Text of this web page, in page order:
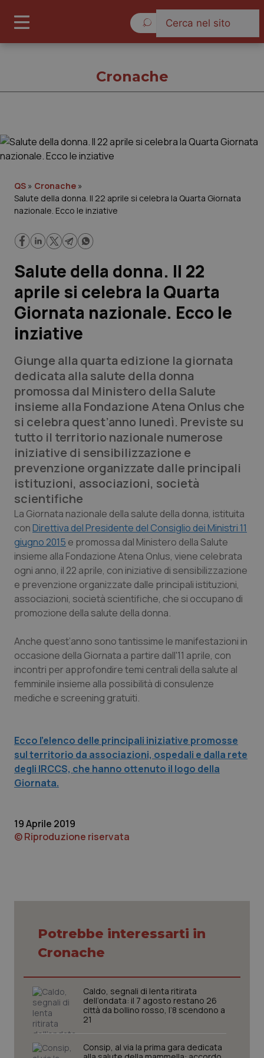
Governo e Parlamento
Regioni e Asl
Lavoro e Professioni
Scienza e Farmaci
Studi e Analisi
Lettere al direttore
Edizioni Regionali
QS Pro
Professionisti Sanitari.AI
Abruzzo
Basilicata
Calabria
Campania
Emilia-Romagna
Lazio
Liguria
Marche
Molise
Provincia Autonoma di Bolzano
Sardegna
Toscana
Umbria
QS Pro Gold
Artrite & artrosi
Asma & BPCO
Car-T
Colesterolo & coronaropatie
Diabete & glucometri
Disturbi dell’umore
Donna & Salute
Epatiti
Infezioni & Febbre
Malattia di Crohn & Rettocolite Ulcerosa
Obesità
Oftalmologia
QS Club Newsletter
Cronache
QS » Cronache »
Salute della donna. Il 22 aprile si celebra la Quarta Giornata
nazionale. Ecco le inziative
Salute della donna. Il 22
aprile si celebra la Quarta
Giornata nazionale. Ecco le
inziative
Giunge alla quarta edizione la giornata
dedicata alla salute della donna
promossa dal Ministero della Salute
insieme alla Fondazione Atena Onlus che
si celebra quest’anno lunedì. Previste su
tutto il territorio nazionale numerose
iniziative di sensibilizzazione e
prevenzione organizzate dalle principali
istituzioni, associazioni, società
scientifiche
La Giornata nazionale della salute della donna, istituita
conDirettiva del Presidente del Consiglio dei Ministri 11
giugno 2015 e promossa dal Ministero della Salute
insieme alla Fondazione Atena Onlus, viene celebrata
ogni anno, il 22 aprile, con iniziative di sensibilizzazione
e prevenzione organizzate dalle principali istituzioni,
associazioni, società scientifiche, che si occupano di
promozione della salute della donna.
Anche quest’anno sono tantissime le manifestazioni in
occasione della Giornata a partire dall'11 aprile, con
incontri per approfondire temi centrali della salute al
femminile insieme alla possibilità di consulenze
mediche e screening gratuiti.
Ecco l’elenco delle principali iniziative promosse
sul territorio da associazioni, ospedali e dalla rete
degli IRCCS, che hanno ottenuto il logo della
Giornata.
19 Aprile 2019
© Riproduzione riservata
Potrebbe interessarti in
Cronache
Caldo, segnali di lenta ritirata
dell’ondata: il 7 agosto restano 26
città da bollino rosso, l’8 scendono a
21
Consip, al via la prima gara dedicata